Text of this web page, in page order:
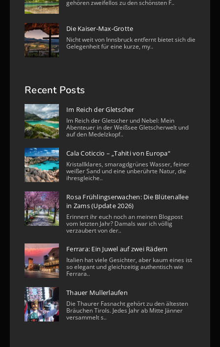
gehören zweifellos zu den schönsten F..
Die Kaiser-Max-Grotte
Nicht weit von Innsbruck entfernt bietet sich die
Gelegenheit für eine kurze, my..
Recent Posts
Im Reich der Gletscher
Im Reich der Gletscher und Nebel: Mein
Abenteuer in der Weißsee Gletscherwelt und
auf den Medelzkopf..
Cala Coticcio – „Tahiti von Europa“
Kristallklares, smaragdgrünes Wasser, feiner
weißer Sand und eine unberührte Natur, die
ihresgleiche..
Rosa Frühlingserwachen: Die Blütenallee
in Zams (Update 2026)
Erinnert ihr euch noch an meinen Blogpost
vom letzten Jahr? Damals war ich völlig
verzaubert von der..
Ferrara: Ein Juwel auf zwei Rädern
Italien hat viele Gesichter, aber kaum eines ist
so elegant und gleichzeitig authentisch wie
Ferrara..
Thauer Mullerlaufen
Die Thaurer Fasnacht gehört zu den ältesten
Bräuchen Tirols. Jedes Jahr ab Mitte Jänner
versammelt s..